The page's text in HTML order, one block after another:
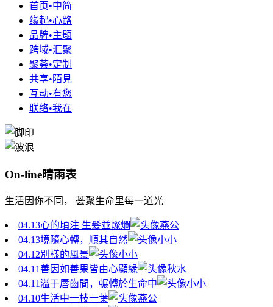
首页•中简
缘起•心路
品牌•主题
跨域•汇聚
聚荟•定制
共享•陌見
互动•有您
联络•我在
On-line晴雨表
生活因你不同， 荟聚生命里每一道光
04.13心的頃注 生髮並燦爛
燕公
04.13境隨心轉，順其自然
小小
04.12別樣的風景
小小
04.11善因如善果皆由心顯緣
秋水
04.11溢于唇齒間，輾轉於生命中
小小
04.10生活中一枝一葉
燕公